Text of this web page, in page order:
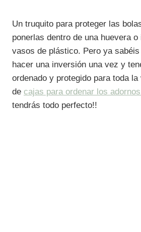
Un truquito para proteger las
ponerlas dentro de una huevera
vasos de plástico. Pero ya
hacer una inversión una vez y
ordenado y protegido para toda
de cajas para ordenar los
tendrás todo perfecto!!